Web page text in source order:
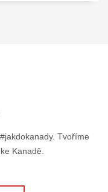
Tvoříme
Kanadě.